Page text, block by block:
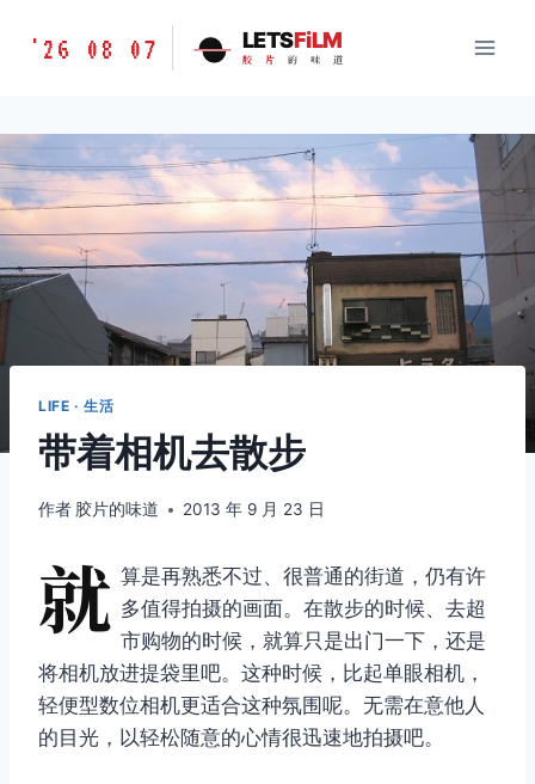
胶
味
道
LETSFILM
'26 08 07 LETSFiLM
胶 片 的 味 道
LIFE · 生活
带着相机去散步
作者 胶片的味道 2013 年 9 月 23 日
就 算是再熟悉不过、很普通的街道，仍有许
多值得拍摄的画面。在散步的时候、去超
市购物的时候，就算只是出门一下，还是
将相机放进提袋里吧。这种时候，比起单眼相机，
轻便型数位相机更适合这种氛围呢。无需在意他人
的目光，以轻松随意的心情很迅速地拍摄吧。